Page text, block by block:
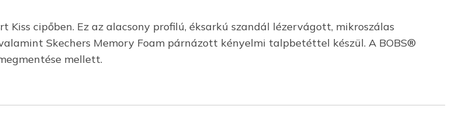
Kiss cipőben. Ez az alacsony profilú, éksarkú szandál lézervágott, mikroszálas
Skechers Memory Foam párnázott kényelmi talpbetéttel készül. A BOBS®
mellett.